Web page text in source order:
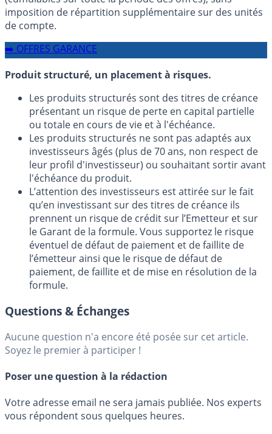
imposition de répartition supplémentaire sur des unités
de compte.
➡️ OFFRES GARANCE
Produit structuré, un placement à risques.
Les produits structurés sont des titres de créance
présentant un risque de perte en capital partielle
ou totale en cours de vie et à l'échéance.
Les produits structurés ne sont pas adaptés aux
investisseurs âgés (plus de 70 ans, non respect de
leur profil d'investisseur) ou souhaitant sortir avant
l'échéance du produit.
L’attention des investisseurs est attirée sur le fait
qu’en investissant sur des titres de créance ils
prennent un risque de crédit sur l’Emetteur et sur
le Garant de la formule. Vous supportez le risque
éventuel de défaut de paiement et de faillite de
l’émetteur ainsi que le risque de défaut de
paiement, de faillite et de mise en résolution de la
formule.
Questions & Échanges
Aucune question n'a encore été posée sur cet article.
Soyez le premier à participer !
Poser une question à la rédaction
Votre adresse email ne sera jamais publiée. Nos experts
vous répondent sous quelques heures.